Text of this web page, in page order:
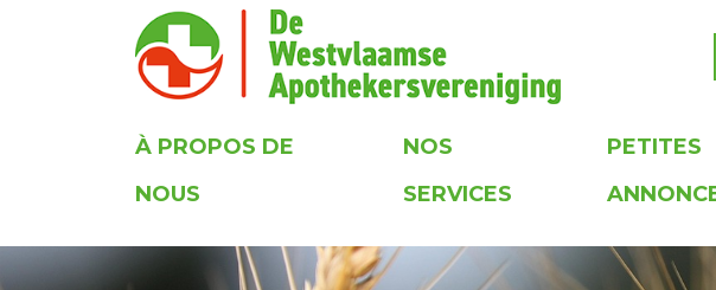
À PROPOS DE
NOUS
NOS
SERVICES
PETITES